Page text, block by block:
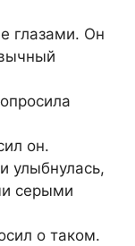
глазами. Он
он.
улыбнулась,
серыми
о таком.